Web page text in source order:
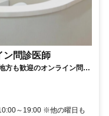
ン問診医師
方も歓迎のオンライン問診
～19:00 ※他の曜日も